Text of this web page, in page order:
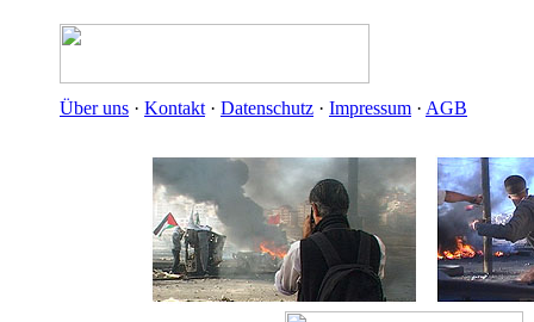
Über uns · Kontakt · Datenschutz · Impressum · AGB